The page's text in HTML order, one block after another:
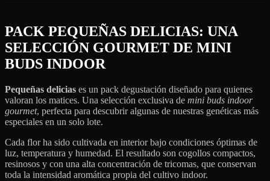
PACK PEQUEÑAS DELICIAS: UNA
SELECCIÓN GOURMET DE MINI
BUDS INDOOR
Pequeñas delicias es un pack degustación diseñado para quienes
valoran los matices. Una selección exclusiva de mini buds indoor
gourmet, perfecta para descubrir algunas de nuestras genéticas más
especiales en un solo lote.
Cada flor ha sido cultivada en interior bajo condiciones óptimas de
luz, temperatura y humedad. El resultado son cogollos compactos,
resinosos y con una alta concentración de tricomas, que conservan
toda la intensidad aromática propia del cultivo indoor.